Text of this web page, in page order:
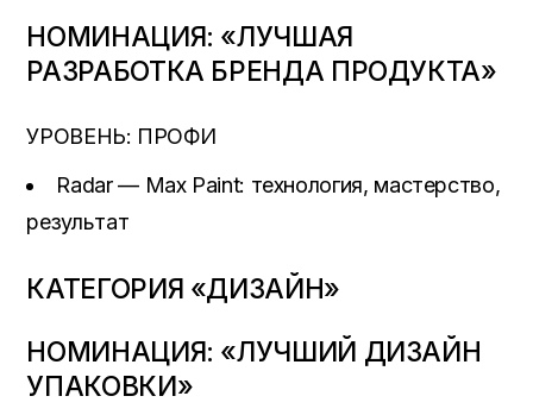
НОМИНАЦИЯ: «ЛУЧШАЯ
РАЗРАБОТКА БРЕНДА ПРОДУКТА»
УРОВЕНЬ: ПРОФИ
Radar — Max Paint: технология, мастерство,
результат
КАТЕГОРИЯ «ДИЗАЙН»
НОМИНАЦИЯ: «ЛУЧШИЙ ДИЗАЙН
УПАКОВКИ»